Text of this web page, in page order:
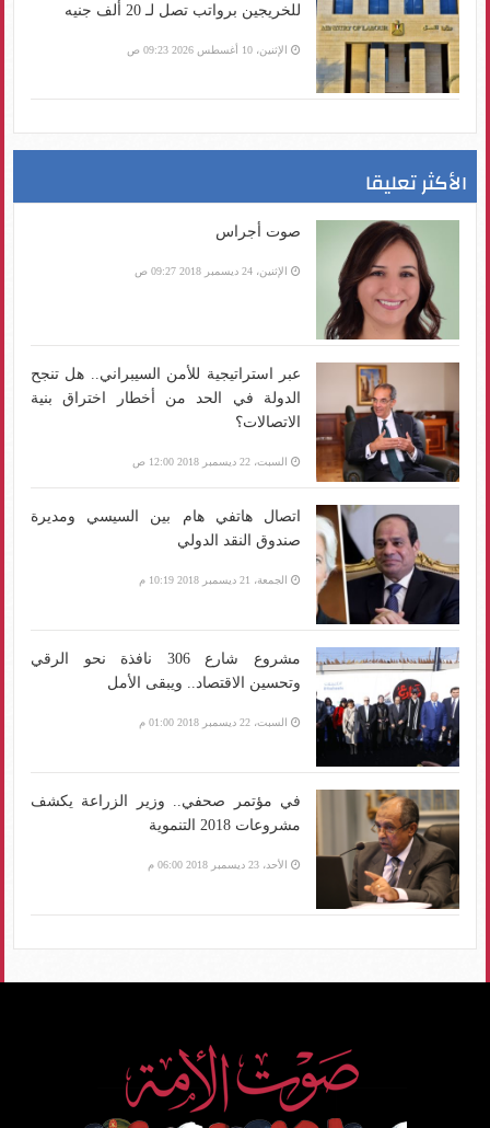
للخريجين برواتب تصل لـ 20 ألف جنيه
الإثنين، 10 أغسطس 2026 09:23 ص
الأكثر تعليقا
صوت أجراس
الإثنين، 24 ديسمبر 2018 09:27 ص
عبر استراتيجية للأمن السيبراني.. هل تنجح
الدولة في الحد من أخطار اختراق بنية
الاتصالات؟
السبت، 22 ديسمبر 2018 12:00 ص
اتصال هاتفي هام بين السيسي ومديرة
صندوق النقد الدولي
الجمعة، 21 ديسمبر 2018 10:19 م
مشروع شارع 306 نافذة نحو الرقي
وتحسين الاقتصاد.. ويبقى الأمل
السبت، 22 ديسمبر 2018 01:00 م
في مؤتمر صحفي.. وزير الزراعة يكشف
مشروعات 2018 التنموية
الأحد، 23 ديسمبر 2018 06:00 م